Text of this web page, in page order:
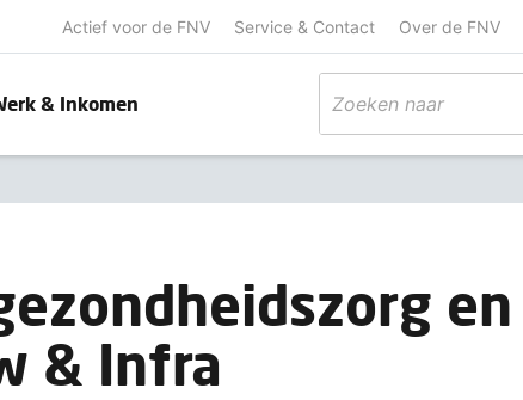
Actief voor de FNV Service & Contact Over de FNV
& Inkomen
en
& Infra